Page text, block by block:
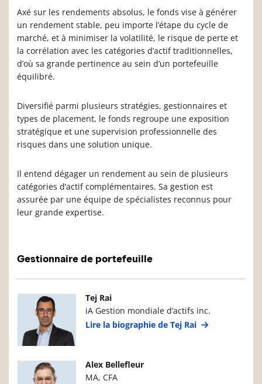
Axé sur les rendements absolus, le fonds vise à générer
un rendement stable, peu importe l’étape du cycle de
marché, et à minimiser la volatilité, le risque de perte et
la corrélation avec les catégories d’actif traditionnelles,
d’où sa grande pertinence au sein d’un portefeuille
équilibré.
Diversifié parmi plusieurs stratégies, gestionnaires et
types de placement, le fonds regroupe une exposition
stratégique et une supervision professionnelle des
risques dans une solution unique.
Il entend dégager un rendement au sein de plusieurs
catégories d’actif complémentaires. Sa gestion est
assurée par une équipe de spécialistes reconnus pour
leur grande expertise.
Gestionnaire de portefeuille
Photo du gestionnaire de portefeuille
Tej Rai
iA Gestion mondiale d’actifs inc.
Lire la biographie de Tej Rai
Photo du gestionnaire de portefeuille
Alex Bellefleur
MA, CFA